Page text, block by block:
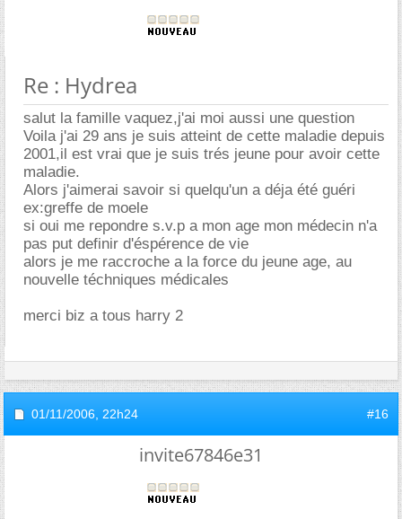
Re : Hydrea
salut la famille vaquez,j'ai moi aussi une question
Voila j'ai 29 ans je suis atteint de cette maladie depuis
2001,il est vrai que je suis trés jeune pour avoir cette
maladie.
Alors j'aimerai savoir si quelqu'un a déja été guéri
ex:greffe de moele
si oui me repondre s.v.p a mon age mon médecin n'a
pas put definir d'éspérence de vie
alors je me raccroche a la force du jeune age, au
nouvelle téchniques médicales
merci biz a tous harry 2
01/11/2006, 22h24 #16
invite67846e31